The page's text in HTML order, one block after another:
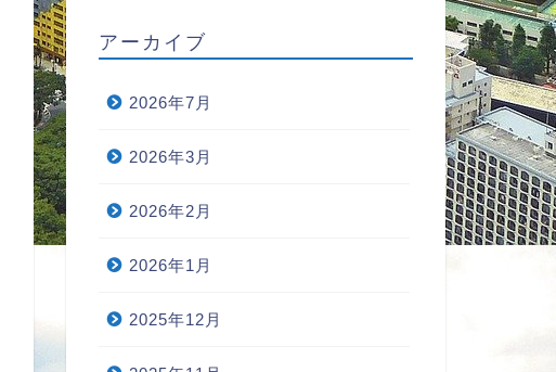
アーカイブ
2026年7月
2026年3月
2026年2月
2026年1月
2025年12月